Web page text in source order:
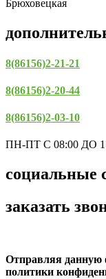
Брюховецкая
8(86156)2-21-21
8(86156)2-20-44
8(86156)2-03-10
ПН-ПТ С 08:00 ДО
социальные
заказать
Отправляя данную
политики